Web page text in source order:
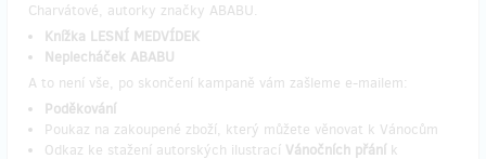
Charvátové, autorky značky ABABU.
Knížka LESNÍ MEDVÍDEK
Neplecháček ABABU
A to není vše, po skončení kampaně vám zašleme e-mailem:
Poděkování
Poukaz na zakoupené zboží, který můžete věnovat k Vánocům
Odkaz ke stažení autorských ilustrací Vánočních přání k